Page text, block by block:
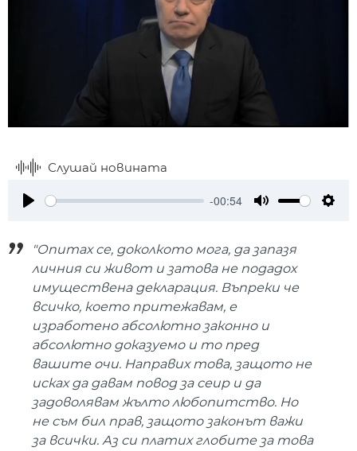
Слушай новината
-00:54
"Опитах се, доколкото мога, да запазя
личния си живот и затова не подадох
имуществена декларация. Въпреки че
всичко, което притежавам, е
изработено абсолютно законно и
абсолютно доказуемо и то пред
вашите очи. Направих това, защото не
исках да давам повод за сеир и да
задоволявам жълто любопитство. Но
не съм бил прав, защото законът важи
за всички. Аз си платих глобите за това